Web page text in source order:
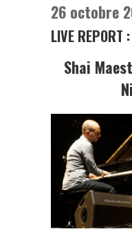
26 octobre
LIVE REPORT
Shai